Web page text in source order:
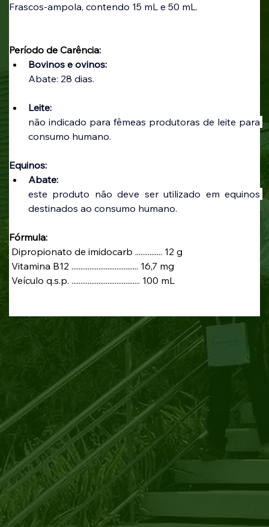
Frascos-ampola, contendo 15 mL e 50 mL.
Período de Carência:
Bovinos e ovinos:
Abate: 28 dias.
Leite:
não indicado para fêmeas produtoras de leite para
consumo humano.
Equinos:
Abate:
este produto não deve ser utilizado em equinos
destinados ao consumo humano.
Fórmula:
Dipropionato de imidocarb ............... 12 g
Vitamina B12 ..................................... 16,7 mg
Veículo q.s.p. ...................................... 100 mL